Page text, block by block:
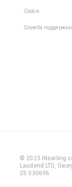
Cookie
Служба поддержки
© 2023
Laudend LTD,
25 030696